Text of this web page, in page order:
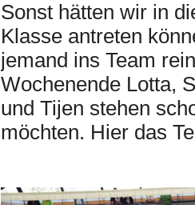
Sonst hätten wir in
Klasse antreten
jemand ins Team
Wochenende Lotta,
und Tijen stehen
möchten. Hier das